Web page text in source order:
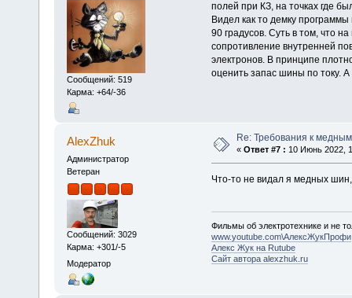
Сообщений: 519
Карма: +64/-36
полей при КЗ, на точках где
Видел как то демку
90 градусов. Суть в том, что
сопротивление внутренней
электронов. В принципе
оценить запас шины по току. А
AlexZhuk
Администратор
Ветеран
Сообщений: 3029
Карма: +301/-5
Модератор
Re: Требования к
« Ответ #7 : 10 Июнь 2022,
Что-то не видал я медных
Фильмы об электротехнике и не
www.youtube.com\АлексЖукПрофи
Алекс Жук на Rutube
Сайт автора alexzhuk.ru